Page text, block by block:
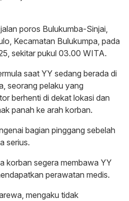
poros Bulukumba-Sinjai,
Kecamatan Bulukumpa, pada
sekitar pukul 03.00 WITA.
saat YY sedang berada di
seorang pelaku yang
berhenti di dekat lokasi dan
panah ke arah korban.
bagian pinggang sebelah
serius.
korban segera membawa YY
perawatan medis.
mengaku tidak